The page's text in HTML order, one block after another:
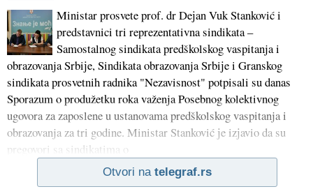
Ministar prosvete prof. dr Deјan Vuk Stanković i
predstavnici tri reprezentativna sindikata –
Samostalnog sindikata predškolskog vaspitanja i
obrazovanja Srbiјe, Sindikata obrazovanja Srbiјe i Granskog
sindikata prosvetnih radnika "Nezavisnost" potpisali su danas
Sporazum o produžetku roka važenja Posebnog kolektivnog
ugovora za zaposlene u ustanovama predškolskog vaspitanja i
obrazovanja za tri godine. Ministar Stanković јe izјavio da su
pregovori sa sindikatima o
Otvori na telegraf.rs